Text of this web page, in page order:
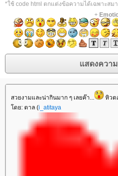
*ใช้ code html ตกแต่งข้อความได้เฉพาะสม
+
สวยงามและน่ากินมาก ๆ เลยค๊า...
หิวต
โดย: ตาล (i_atitaya